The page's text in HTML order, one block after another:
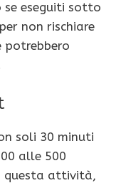
se eseguiti sotto
non rischiare
potrebbero
soli 30 minuti
alle 500
questa attività,